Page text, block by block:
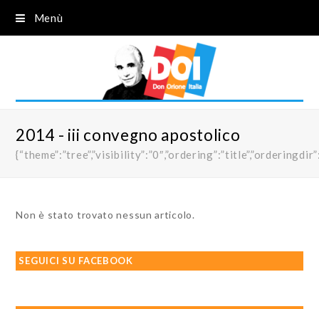
Menù
2014 - iii convegno apostolico
Non è stato trovato nessun articolo.
SEGUICI SU FACEBOOK